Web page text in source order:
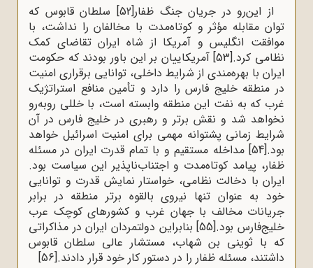
از این‌رو در جریان جنگ ظفار[52]
سلطان قابوس که
توان مقابله مؤثر و کوتاه‌‌مدت با مخالفان را نداشت، با
موافقت انگلیس و آمریکا از شاه ایران تقاضای کمک
نظامی کرد.[53]
آمریکاییان بر این باور بودند که حکومت
ایران با بهره‌مندی از شرایط داخلی، توانایی برقراری امنیت
در منطقه خلیج فارس را دارد و تأمین منافع استراتژیک
غرب که به نفت این منطقه وابسته است، با خللی روبه‌رو
نخواهد شد و نقش برتر و رهبری در خلیج فارس در آن
شرایط زمانی پشتوانه مهمی برای امنیت اسرائیل خواهد
بود.[54]
مداخله مستقیم و با تمام قدرت ایران در مسئله
ظفار، پیامد کوتاه‌مدت و اجتناب‌ناپذیر این سیاست بود.
ایران با دخالت نظامی، خواستار نمایش قدرت و توانایی
خود به عنوان تنها نیروی بالقوه برتر منطقه در برابر
جریانات مخالف با جهان غرب و کشورهای کوچک عرب
خلیج‌فارس بود.[55]
بنابراین دولتمردان ایران در مذاکراتی
که با ثوینی بن شهاب، مستشار عالی سلطان قابوس
داشتند، مسئله ظفار را در دستور کار خود قرار دادند.[56]